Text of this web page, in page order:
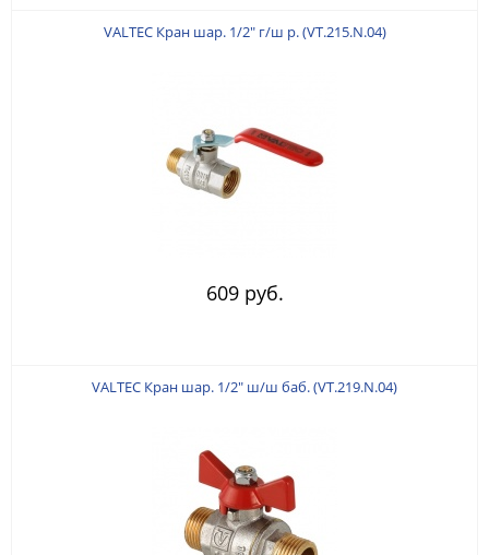
VALTEC Кран шар. 1/2" г/ш р. (VT.215.N.04)
609 руб.
VALTEC Кран шар. 1/2" ш/ш баб. (VT.219.N.04)